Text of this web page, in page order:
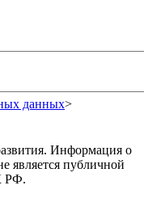
данных>
Информация о
является публичной
РФ.